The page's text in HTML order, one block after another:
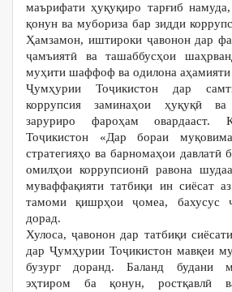
маърифати ҳуқуқиро тарғиб
қонун ва мубориза бар зидди
Ҳамзамон, иштироки ҷавонон дар
ҷамъиятӣ ва ташаббусҳои
муҳити шаффоф ва одилона аҳамияти
Ҷумҳурии Тоҷикистон дар
коррупсия заминаҳои ҳуқуқӣ ва
заруриро фароҳам овардааст.
Тоҷикистон «Дар бораи
стратегияҳо ва барномаҳои давлатӣ
омилҳои коррупсионӣ равона
муваффақияти татбиқи ин сиёсат
тамоми қишрҳои ҷомеа, бахусус
дорад.
Хулоса, ҷавонон дар татбиқи
дар Ҷумҳурии Тоҷикистон мавқеи
бузург доранд. Баланд будани
эҳтиром ба қонун, ростқавлӣ